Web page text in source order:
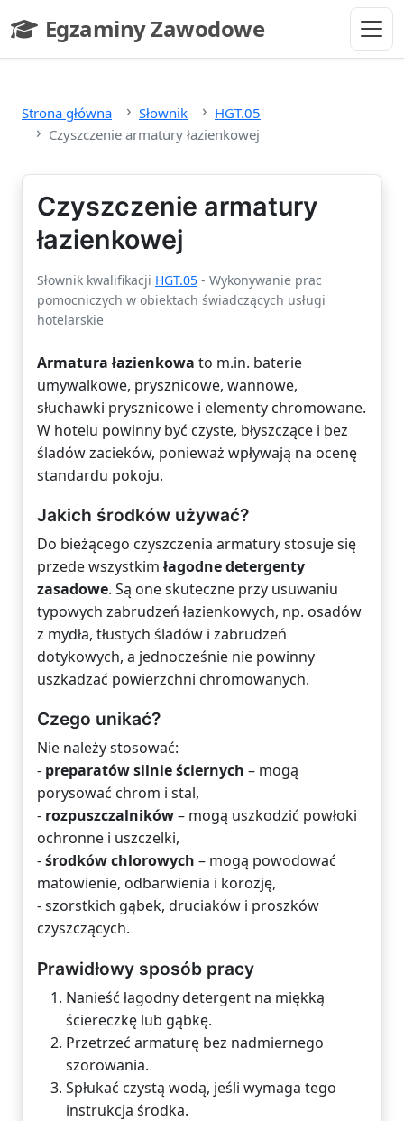
Egzaminy Zawodowe
- strona główna
Strona główna Słownik
HGT.05
Czyszczenie armatury łazienkowej
Czyszczenie armatury
łazienkowej
Słownik kwalifikacji HGT.05 - Wykonywanie prac
pomocniczych w obiektach świadczących usługi
hotelarskie
Armatura łazienkowa to m.in. baterie
umywalkowe, prysznicowe, wannowe,
słuchawki prysznicowe i elementy chromowane.
W hotelu powinny być czyste, błyszczące i bez
śladów zacieków, ponieważ wpływają na ocenę
standardu pokoju.
Jakich środków używać?
Do bieżącego czyszczenia armatury stosuje się
przede wszystkim łagodne detergenty
zasadowe. Są one skuteczne przy usuwaniu
typowych zabrudzeń łazienkowych, np. osadów
z mydła, tłustych śladów i zabrudzeń
dotykowych, a jednocześnie nie powinny
uszkadzać powierzchni chromowanych.
Czego unikać?
Nie należy stosować:
- preparatów silnie ściernych – mogą
porysować chrom i stal,
- rozpuszczalników– mogą uszkodzić powłoki
ochronne i uszczelki,
-środków chlorowych – mogą powodować
matowienie, odbarwienia i korozję,
- szorstkich gąbek, druciaków i proszków
czyszczących.
Prawidłowy sposób pracy
Nanieść łagodny detergent na miękką
ściereczkę lub gąbkę.
Przetrzeć armaturę bez nadmiernego
szorowania.
Spłukać czystą wodą, jeśli wymaga tego
instrukcja środka.